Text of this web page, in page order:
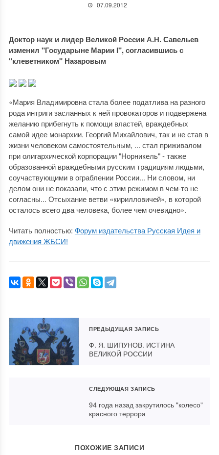
07.09.2012
Доктор наук и лидер Великой России А.Н. Савельев
изменил "Государыне Марии I", согласившись с
"клеветником" Назаровым
«Мария Владимировна стала более податлива на разного
рода интриги засланных к ней провокаторов и подвержена
желанию прибегнуть к помощи властей, враждебных
самой идее монархии. Георгий Михайлович, так и не став в
жизни человеком самостоятельным, ... стал приживалом
при олигархической корпорации "Норникель" - также
образованной враждебными русским традициям людьми,
соучаствующими в ограблении России... Ни словом, ни
делом они не показали, что с этим режимом в чем-то не
согласны... Отсыхание ветви «кирилловичей», в которой
осталось всего два человека, более чем очевидно».
Читать полностью: Форум издательства Русская Идея и
движения ЖБСИ!
ПРЕДЫДУЩАЯ ЗАПИСЬ
Ф. Я. ШИПУНОВ. ИСТИНА
ВЕЛИКОЙ РОССИИ
СЛЕДУЮЩАЯ ЗАПИСЬ
94 года назад закрутилось "колесо"
красного террора
ПОХОЖИЕ ЗАПИСИ